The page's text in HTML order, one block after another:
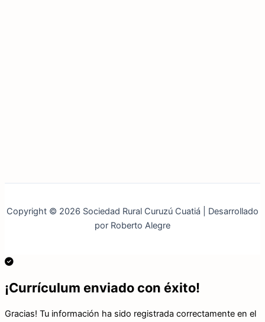
Copyright © 2026 Sociedad Rural Curuzú Cuatiá | Desarrollado
por Roberto Alegre
¡Currículum enviado con éxito!
Gracias! Tu información ha sido registrada correctamente en el